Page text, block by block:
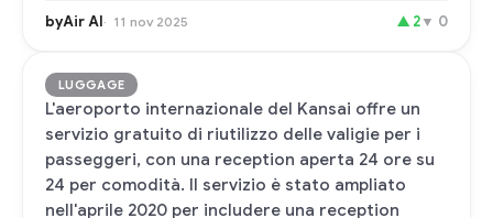
byAir AI 11 nov 2025 ▲ 2▼ 0
LUGGAGE
L'aeroporto internazionale del Kansai offre un
servizio gratuito di riutilizzo delle valigie per i
passeggeri, con una reception aperta 24 ore su
24 per comodità. Il servizio è stato ampliato
nell'aprile 2020 per includere una reception